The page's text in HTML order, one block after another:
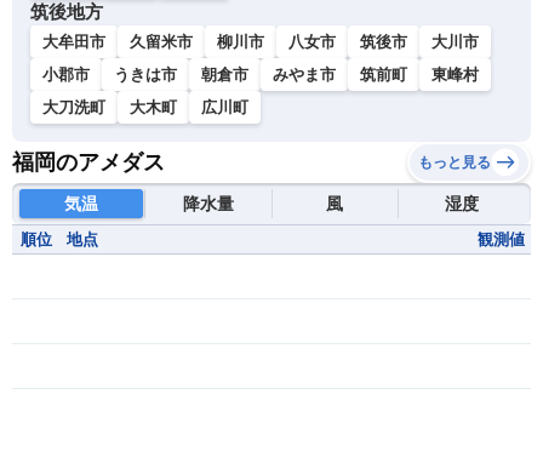
筑後地方
大牟田市 久留米市 柳川市 八女市 筑後市
大川市
小郡市
うきは市 朝倉市 みやま市 筑前町
東峰村
大刀洗町
大木町 広川町
福岡のアメダス もっと見る
気温 降水量 風 湿度
順位 地点 観測値